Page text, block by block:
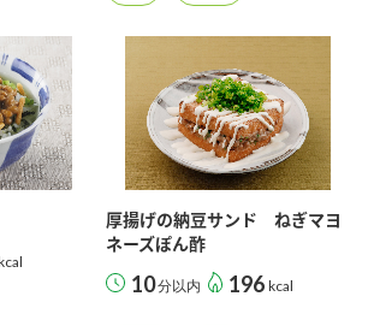
Fibee
ミツカンミュージアム）
が大切にしていること
しさと健康への取り組み
舗を探す
通販
厚揚げの納豆サンド ねぎマヨ
ネーズぽん酢
10分以内 196 kcal